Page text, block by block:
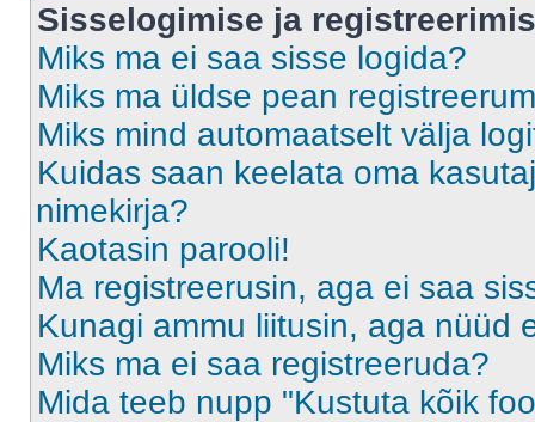
Sisselogimise ja
Miks ma ei saa sisse logida?
Miks ma üldse pean
Miks mind automaatselt välja
Kuidas saan keelata oma
nimekirja?
Kaotasin parooli!
Ma registreerusin, aga ei saa
Kunagi ammu liitusin, aga nüüd
Miks ma ei saa registreeruda?
Mida teeb nupp "Kustuta kõik